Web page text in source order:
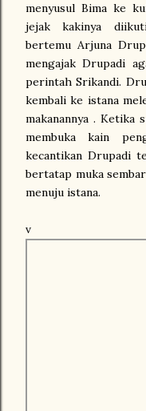
menyusul Bima ke
jejak kakinya
bertemu Arjuna
mengajak Drupadi
perintah Srikandi.
kembali ke istana
makanannya .
membuka kain
kecantikan Drupadi
bertatap muka
menuju istana.
v